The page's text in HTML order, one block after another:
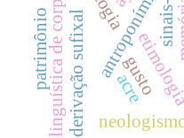
antroponímia
derivação sufixal gusto
linguística de corpus
patrimônio acre